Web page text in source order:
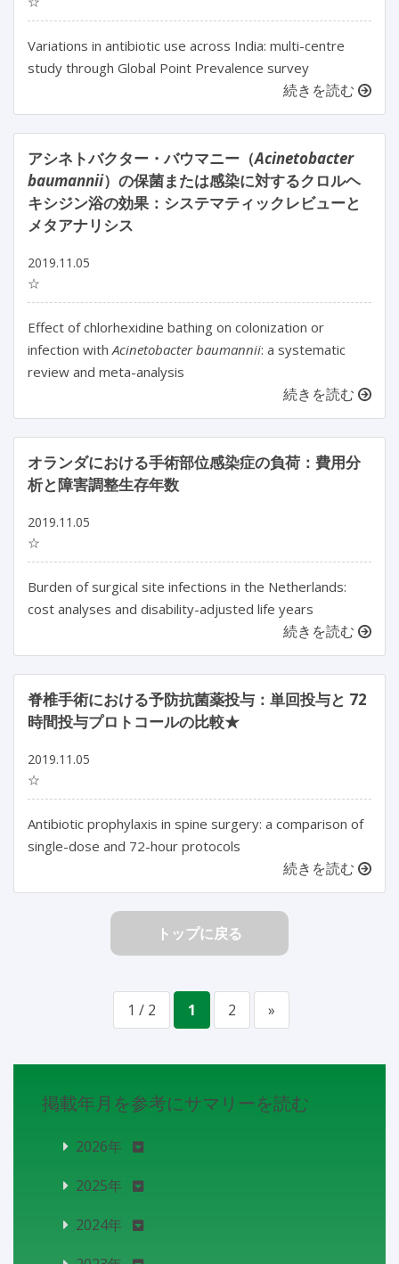
Variations in antibiotic use across India: multi-centre
study through Global Point Prevalence survey
続きを読む
アシネトバクター・バウマニー（Acinetobacter
baumannii）の保菌または感染に対するクロルヘ
キシジン浴の効果：システマティックレビューと
メタアナリシス
2019.11.05
☆
Effect of chlorhexidine bathing on colonization or
infection with Acinetobacter baumannii: a systematic
review and meta-analysis
続きを読む
オランダにおける手術部位感染症の負荷：費用分
析と障害調整生存年数
2019.11.05
☆
Burden of surgical site infections in the Netherlands:
cost analyses and disability-adjusted life years
続きを読む
脊椎手術における予防抗菌薬投与：単回投与と 72
時間投与プロトコールの比較★
2019.11.05
☆
Antibiotic prophylaxis in spine surgery: a comparison of
single-dose and 72-hour protocols
続きを読む
トップに戻る
1 / 2 1 2 »
掲載年月を参考にサマリーを読む
2026年
2025年
2024年